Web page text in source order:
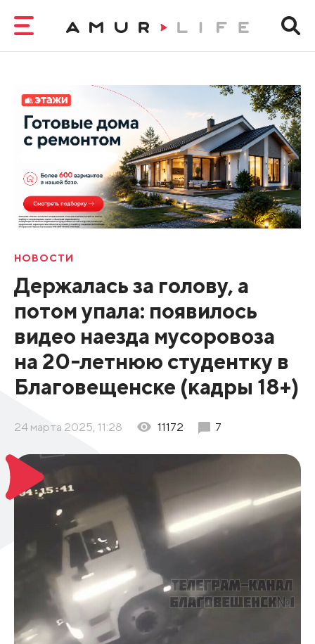
НОВОСТИ
Держалась за голову, а
потом упала: появилось
видео наезда мусоровоза
на 20-летнюю студентку в
Благовещенске (кадры 18+)
24 марта 2025, 11:28 11172 7